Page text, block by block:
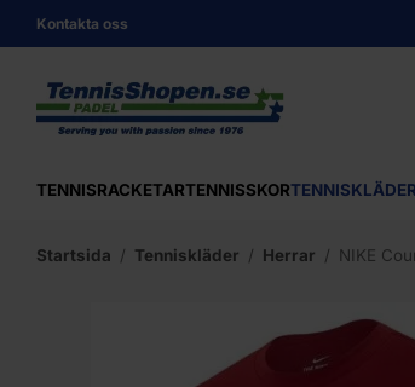
Kontakta oss
TENNISRACKETARTENNISSKORTENNISKLÄDER
Startsida / Tenniskläder / Herrar / NIKE